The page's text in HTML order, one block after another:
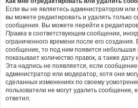
Если вы не являетесь администратором
вы можете редактировать и удалять только
сообщения. Вы можете перейти к
Правка в соответствующем сообщении,
ограниченного времени после его создания.
сообщение, то под ним появится небольшая
показывает количество правок, а также
Эта надпись не появляется, если
администратор или модератор, хотя они
сделанных изменениях по своему
пользователи не могут удалить сообщение,
ответил.